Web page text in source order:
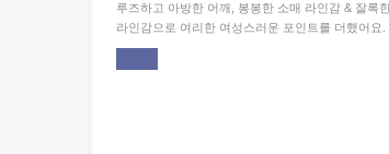
루즈하고 아방한 어깨, 봉봉한 소매 라인감 & 잘록
라인감으로 여리한 여성스러운 포인트를 더했어요.